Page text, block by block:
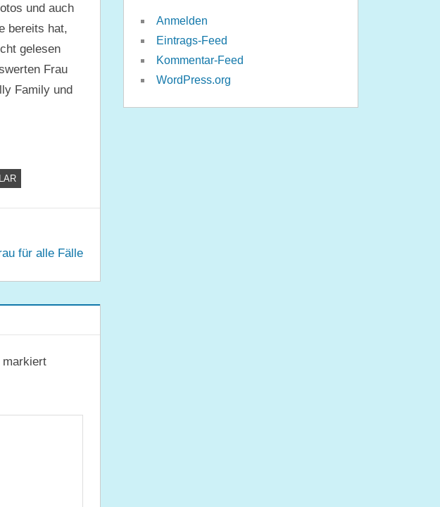
und auch
bereits hat,
gelesen
Frau
Family und
für alle Fälle
markiert
Anmelden
Eintrags-Feed
Kommentar-Feed
WordPress.org